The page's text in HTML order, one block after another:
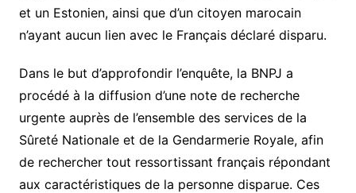
et un Estonien, ainsi que d’un citoyen marocain
n’ayant aucun lien avec le Français déclaré disparu.
Dans le but d’approfondir l’enquête, la BNPJ a
procédé à la diffusion d’une note de recherche
urgente auprès de l’ensemble des services de la
Sûreté Nationale et de la Gendarmerie Royale, afin
de rechercher tout ressortissant français répondant
aux caractéristiques de la personne disparue. Ces